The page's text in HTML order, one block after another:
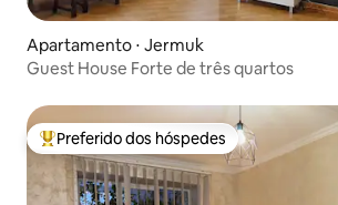
Apartamento ⋅ Jermuk
Guest House Forte de três quartos
Entre os melhores preferidos dos hóspedes
Preferido dos hóspedes